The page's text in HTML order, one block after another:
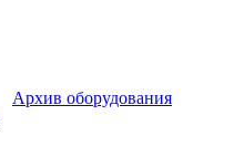
Архив оборудования